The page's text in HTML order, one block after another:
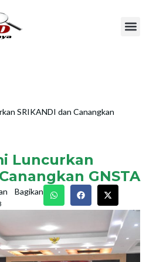
SRIKANDI dan Canangkan
Luncurkan
GNSTA
Bagikan